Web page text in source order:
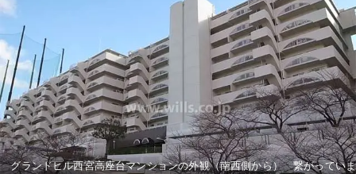
スタッフ紹介
会社案内
グランドヒル西宮高座台マンションの外観（南西側から） 繋がっていま